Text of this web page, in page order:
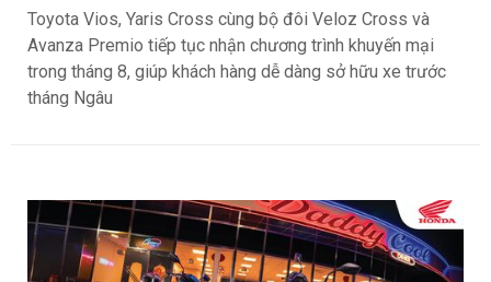
Toyota Vios, Yaris Cross cùng bộ đôi Veloz Cross và
Avanza Premio tiếp tục nhận chương trình khuyến mại
trong tháng 8, giúp khách hàng dễ dàng sở hữu xe trước
tháng Ngâu